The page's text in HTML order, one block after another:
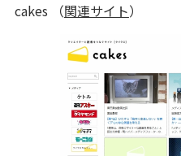
cakes （関連サイト）